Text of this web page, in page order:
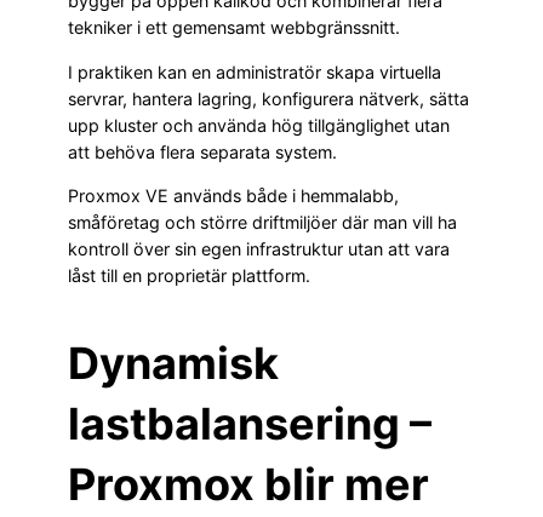
tekniker i ett gemensamt webbgränssnitt.
I praktiken kan en administratör skapa virtuella
servrar, hantera lagring, konfigurera nätverk, sätta
upp kluster och använda hög tillgänglighet utan
att behöva flera separata system.
Proxmox VE används både i hemmalabb,
småföretag och större driftmiljöer där man vill ha
kontroll över sin egen infrastruktur utan att vara
låst till en proprietär plattform.
Dynamisk
lastbalansering –
Proxmox blir mer